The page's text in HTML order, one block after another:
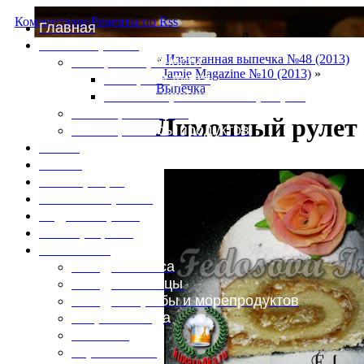
Главная
Специи и пряности
Специи и диета
Каталог пряностей и приправ
Таблица массы продуктов
Блюда из мяса
Блюда из птицы
Блюда из рыбы и морепродуктов
Вторые блюда
КомментарииРецепты по Rss
« Изысканная выпечка №48 (2013)
Jamie Magazine №10 (2013) »
Выпечка
Лимонный рулет